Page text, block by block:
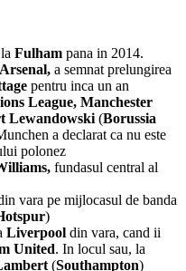
Fulham pana in 2014.
Arsenal, a semnat prelungirea
pentru inca un an
League, Manchester
Lewandowski (Borussia
a declarat ca nu este
polonez
fundasul central al
vara pe mijlocasul de banda
)
Liverpool din vara, cand ii
United. In locul sau, la
(Southampton)